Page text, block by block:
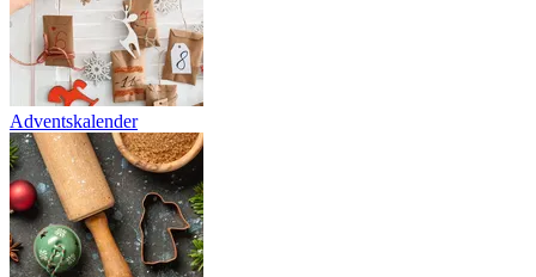
Adventskalender